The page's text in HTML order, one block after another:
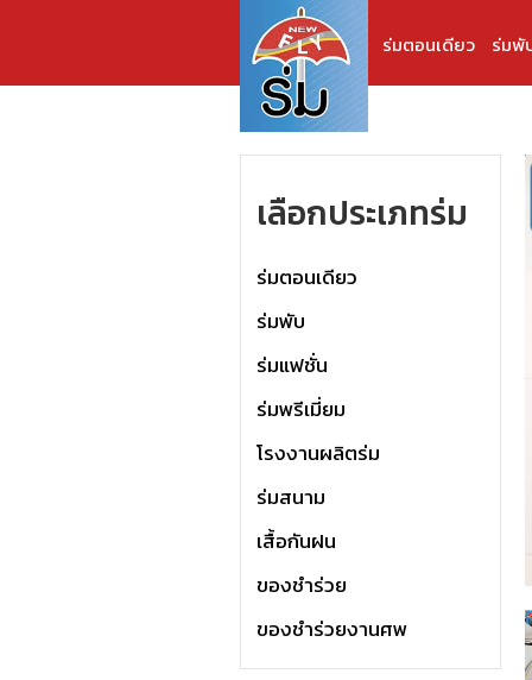
ร่มตอนเดียว ร่มพั
เลือกประเภทร่ม
ร่มตอนเดียว
ร่มพับ
ร่มแฟชั่น
ร่มพรีเมี่ยม
โรงงานผลิตร่ม
ร่มสนาม
เสื้อกันฝน
ของชำร่วย
ของชำร่วยงานศพ